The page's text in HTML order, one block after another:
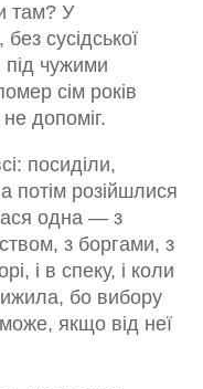
там? У
сусідської
під чужими
сім років
допоміг.
посиділи,
потім розійшлися
одна — з
з боргами, з
і в спеку, і коли
бо вибору
якщо від неї